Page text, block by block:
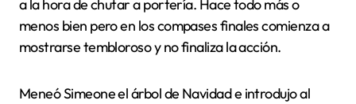
a la hora de chutar a portería. Hace todo más o
menos bien pero en los compases finales comienza a
mostrarse tembloroso y no finaliza la acción.
Meneó Simeone el árbol de Navidad e introdujo al